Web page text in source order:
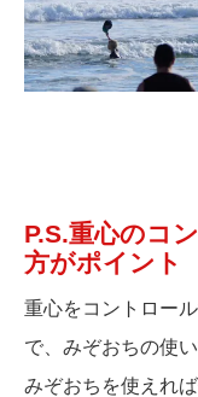
P.S.重心のコ
方がポイント
重心をコントロー
で、みぞおちの使
みぞおちを使えれ